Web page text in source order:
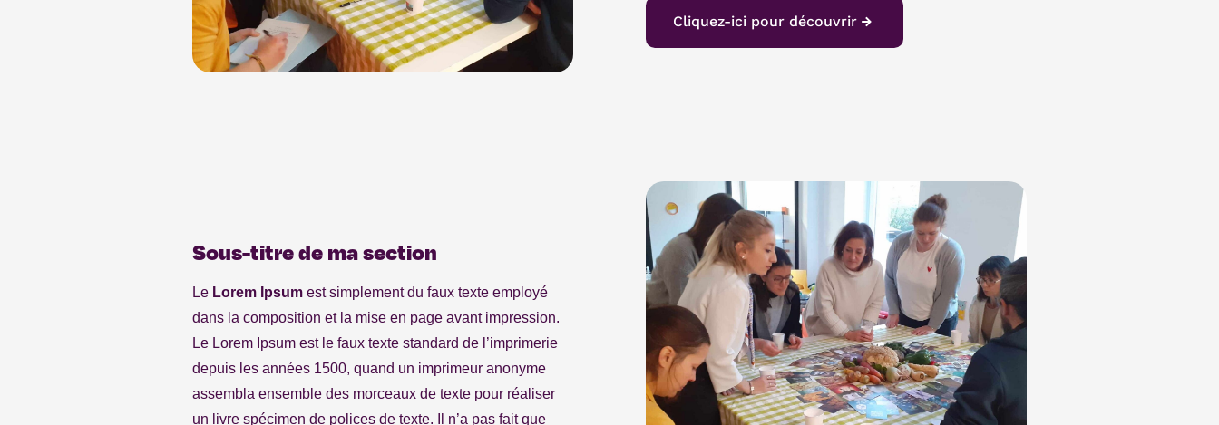
Cliquez-ici pour découvrir
Sous-titre de ma section
Le Lorem Ipsum est simplement du faux texte employé
dans la composition et la mise en page avant impression.
Le Lorem Ipsum est le faux texte standard de l’imprimerie
depuis les années 1500, quand un imprimeur anonyme
assembla ensemble des morceaux de texte pour réaliser
un livre spécimen de polices de texte. Il n’a pas fait que